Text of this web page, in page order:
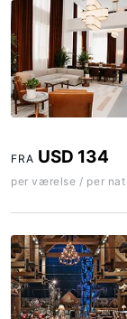
FRA USD 134
per værelse / per nat